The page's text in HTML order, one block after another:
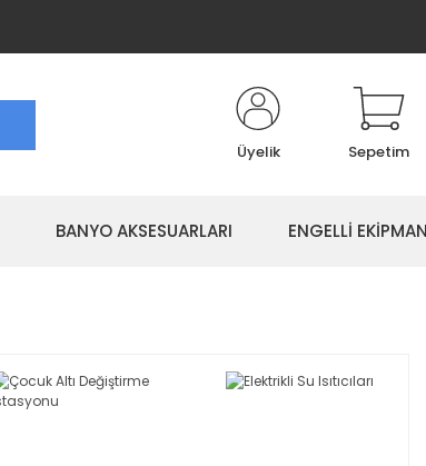
Üyelik Sepetim
BANYO AKSESUARLARI ENGELLİ